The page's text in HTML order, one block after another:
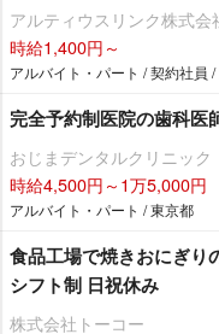
アルティウスリンク株式会
時給1,400円～
アルバイト・パート / 契約社員
完全予約制医院の歯科医
おじまデンタルクリニック
時給4,500円～1万5,000円
アルバイト・パート / 東京都
食品工場で焼きおにぎり
シフト制 日祝休み
株式会社トーコー